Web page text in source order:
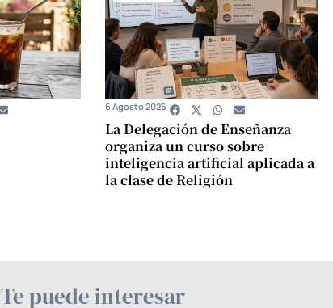
La Delegación de Enseñanza
organiza un curso sobre
inteligencia artificial aplicada a
la clase de Religión
6 Agosto 2026
Te puede interesar